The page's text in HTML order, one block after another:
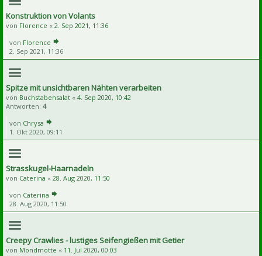
Konstruktion von Volants
von Florence « 2. Sep 2021, 11:36
von Florence
2. Sep 2021, 11:36
Spitze mit unsichtbaren Nähten verarbeiten
von Buchstabensalat « 4. Sep 2020, 10:42
Antworten: 4
von Chrysa
1. Okt 2020, 09:11
Strasskugel-Haarnadeln
von Caterina « 28. Aug 2020, 11:50
von Caterina
28. Aug 2020, 11:50
Creepy Crawlies - lustiges Seifengießen mit Getier
von Mondmotte « 11. Jul 2020, 00:03